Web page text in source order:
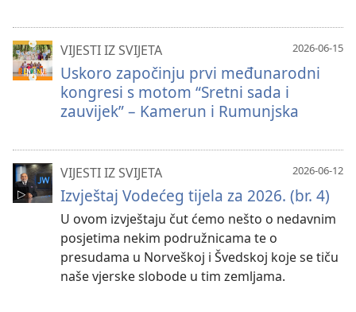
2026-06-15
VIJESTI IZ SVIJETA
Uskoro započinju prvi međunarodni
kongresi s motom “Sretni sada i
zauvijek” – Kamerun i Rumunjska
2026-06-12
VIJESTI IZ SVIJETA
Izvještaj Vodećeg tijela za 2026. (br. 4)
U ovom izvještaju čut ćemo nešto o nedavnim
posjetima nekim podružnicama te o
presudama u Norveškoj i Švedskoj koje se tiču
naše vjerske slobode u tim zemljama.